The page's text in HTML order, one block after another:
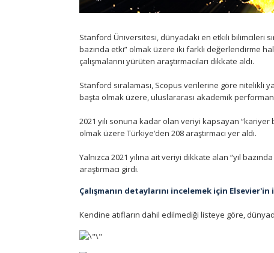
Stanford Üniversitesi, dünyadaki en etkili bilimcileri
bazında etki” olmak üzere iki farklı değerlendirme
çalışmalarını yürüten araştırmacıları dikkate aldı.
Stanford sıralaması, Scopus verilerine göre nitelikli
başta olmak üzere, uluslararası akademik
2021 yılı sonuna kadar olan veriyi kapsayan “kariyer
olmak üzere Türkiye’den 208 araştırmacı yer aldı.
Yalnızca 2021 yılına ait veriyi dikkate alan “yıl
araştırmacı girdi.
Çalışmanın detaylarını incelemek için
Kendine atıfların dahil edilmediği listeye göre,